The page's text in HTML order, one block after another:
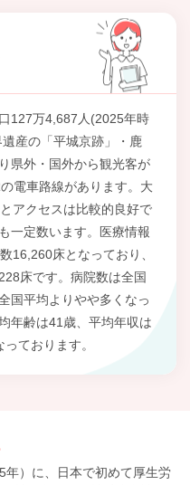
127万4,687人(2025年時
産の「平城京跡」・鹿
県外・国外から観光客が
電車路線があります。大
アクセスは比較的良好で
一定数います。医療情報
16,260床となっており、
床です。病院数は全国
国平均よりやや多くなっ
年齢は41歳、平均年収は
ております。
年）に、日本で初めて厚生労